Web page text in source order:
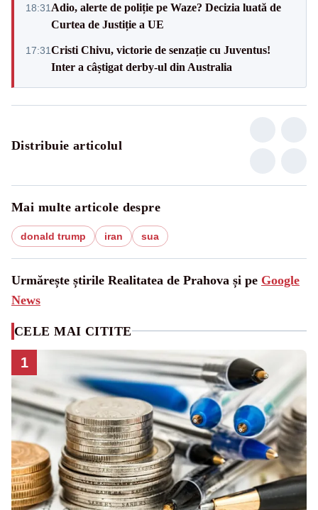
18:31 Adio, alerte de poliție pe Waze? Decizia luată de
Curtea de Justiție a UE
17:31Cristi Chivu, victorie de senzație cu Juventus!
Inter a câștigat derby-ul din Australia
Distribuie articolul
Mai multe articole despre
donald trump iran sua
Urmărește știrile Realitatea de Prahova și pe Google
News
CELE MAI CITITE
1